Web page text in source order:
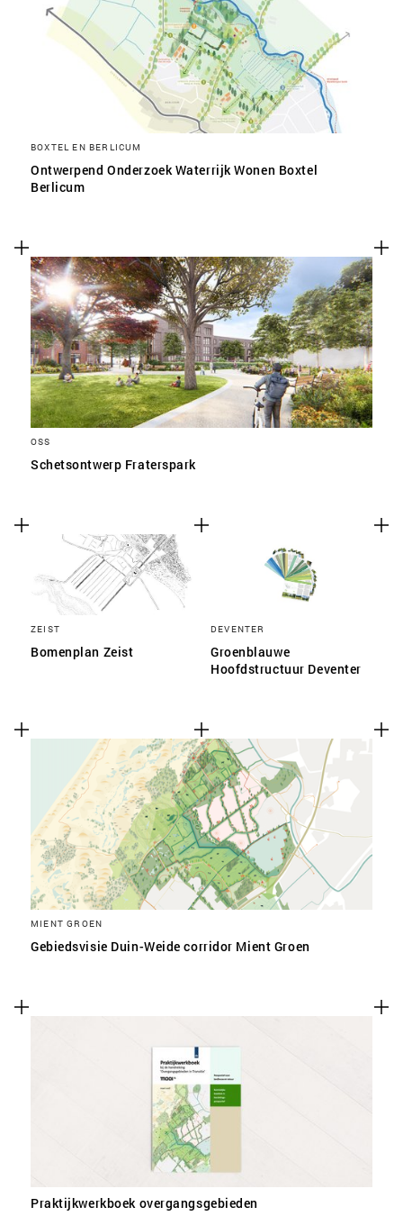
BOXTEL EN BERLICUM
Ontwerpend Onderzoek Waterrijk Wonen Boxtel
Berlicum
OSS
Schetsontwerp Fraterspark
ZEIST
Bomenplan Zeist
DEVENTER
Groenblauwe
Hoofdstructuur Deventer
MIENT GROEN
Gebiedsvisie Duin-Weide corridor Mient Groen
Praktijkwerkboek overgangsgebieden
SLA VOORKEUREN OP